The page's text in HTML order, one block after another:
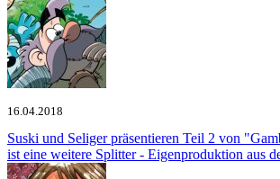
16.04.2018
Suski und Seliger präsentieren Teil 2 von
ist eine weitere Splitter - Eigenproduktion aus